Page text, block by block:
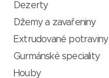
Dezerty
Džemy a zavařeniny
Extrudované potraviny
Gurmánské speciality
Houby